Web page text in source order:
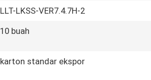
LLT-LKSS-VER7.4.7H-2
10 buah
karton standar ekspor